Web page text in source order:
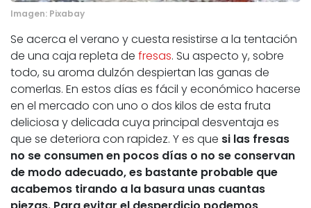
Imagen: Pixabay
Se acerca el verano y cuesta resistirse a la tentación
de una caja repleta de fresas. Su aspecto y, sobre
todo, su aroma dulzón despiertan las ganas de
comerlas. En estos días es fácil y económico hacerse
en el mercado con uno o dos kilos de esta fruta
deliciosa y delicada cuya principal desventaja es
que se deteriora con rapidez. Y es que si las fresas
no se consumen en pocos días o no se conservan
de modo adecuado, es bastante probable que
acabemos tirando a la basura unas cuantas